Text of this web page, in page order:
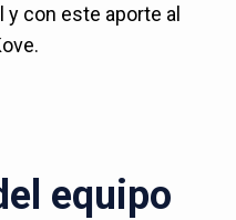
y con este aporte al
equipo